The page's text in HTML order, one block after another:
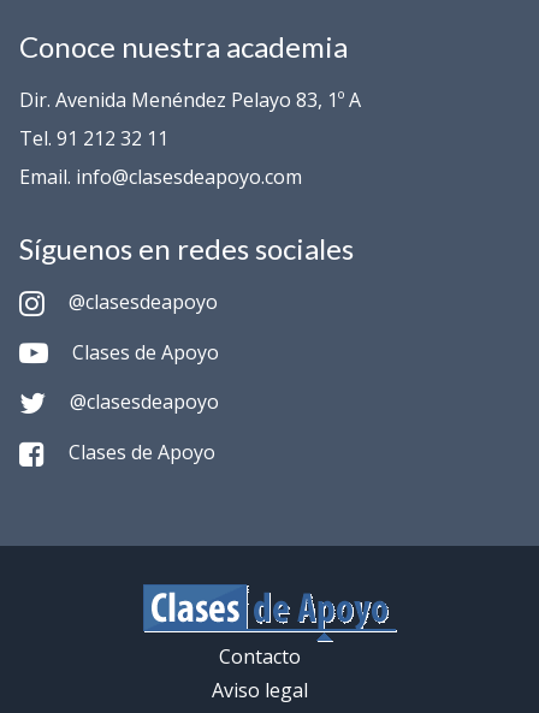
Conoce nuestra academia
Dir. Avenida Menéndez Pelayo 83, 1º A
Tel. 91 212 32 11
Email. info@clasesdeapoyo.com
Síguenos en redes sociales
@clasesdeapoyo
Clases de Apoyo
@clasesdeapoyo
Clases de Apoyo
Contacto
Aviso legal